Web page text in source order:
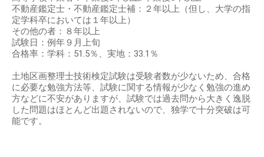
不動産鑑定士・不動産鑑定士補：２年以上（但し、大学の指
定学科卒においては１年以上）
その他の者：８年以上
試験日：例年９月上旬
合格率：学科：51.5％、実地：33.1％
土地区画整理士技術検定試験は受験者数が少ないため、合格
に必要な勉強方法等、試験に関する情報が少なく勉強の進め
方などに不安がありますが、試験では過去問から大きく逸脱
した問題はほとんど出題されないので、独学で十分突破は可
能です。